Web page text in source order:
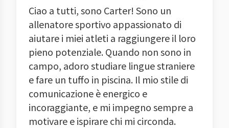
Ciao a tutti, sono Carter! Sono un
allenatore sportivo appassionato di
aiutare i miei atleti a raggiungere il loro
pieno potenziale. Quando non sono in
campo, adoro studiare lingue straniere
e fare un tuffo in piscina. Il mio stile di
comunicazione è energico e
incoraggiante, e mi impegno sempre a
motivare e ispirare chi mi circonda.